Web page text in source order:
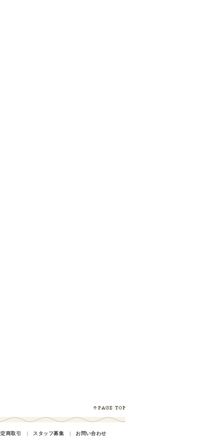
商取引 ｜ スタッフ募集 ｜ お問い合わせ